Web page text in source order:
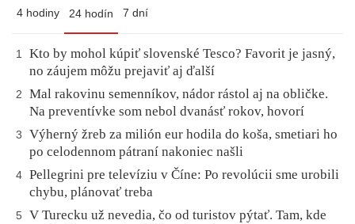
4 hodiny 24 hodín 7 dní
1
Kto by mohol kúpiť slovenské Tesco? Favorit je jasný,
no záujem môžu prejaviť aj ďalší
2
Mal rakovinu semenníkov, nádor rástol aj na obličke.
Na preventívke som nebol dvanásť rokov, hovorí
3
Výherný žreb za milión eur hodila do koša, smetiari ho
po celodennom pátraní nakoniec našli
4 Pellegrini pre televíziu v Číne: Po revolúcii sme urobili
chybu, plánovať treba
5
V Turecku už nevedia, čo od turistov pýtať. Tam, kde